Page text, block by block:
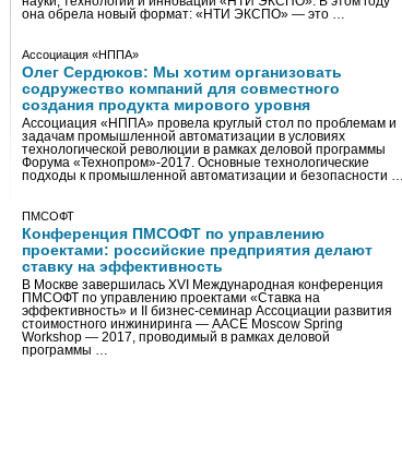
она обрела новый формат: «НТИ ЭКСПО» — это …
Ассоциация «НППА»
Олег Сердюков: Мы хотим организовать
содружество компаний для совместного
создания продукта мирового уровня
Ассоциация «НППА» провела круглый стол по проблемам и
задачам промышленной автоматизации в условиях
технологической революции в рамках деловой программы
Форума «Технопром»-2017. Основные технологические
подходы к промышленной автоматизации и безопасности …
ПМСОФТ
Конференция ПМСОФТ по управлению
проектами: российские предприятия делают
ставку на эффективность
В Москве завершилась XVI Международная конференция
ПМСОФТ по управлению проектами «Ставка на
эффективность» и II бизнес-семинар Ассоциации развития
стоимостного инжиниринга — AACE Moscow Spring
Workshop — 2017, проводимый в рамках деловой
программы …